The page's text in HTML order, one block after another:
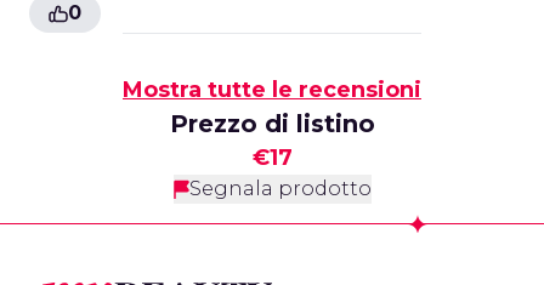
0
Mostra tutte le recensioni
Prezzo di listino
€17
Segnala prodotto